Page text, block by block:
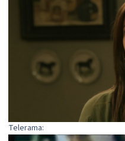
Telerama: